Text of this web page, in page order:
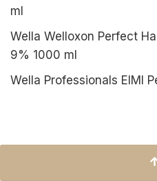
ml
Wella Welloxon Perfect
9% 1000 ml
Wella Professionals EIMI